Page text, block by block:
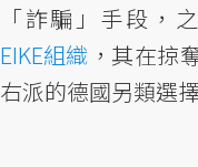
「詐騙」手段，
EIKE組織 ，其在掠
右派的德國另類選